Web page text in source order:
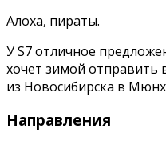
Алоха, пираты.
У S7 отличное
хочет зимой
из Новосибирска в
Направления